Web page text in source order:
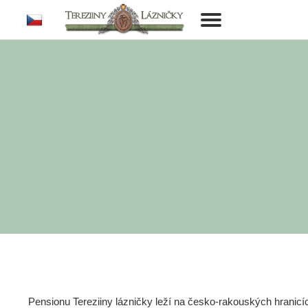
Toggle
Pensionu Tereziiny lázničky leží na česko-rakouských